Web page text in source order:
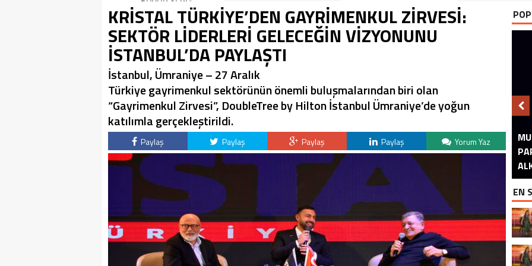
BÜYÜK ALKIŞ
KRİSTAL TÜRKİYE’DEN GAYRİMENKUL ZİRVESİ:
SEKTÖR LİDERLERİ GELECEĞİN VİZYONUNU
İSTANBUL’DA PAYLAŞTI
İstanbul, Ümraniye – 27 Aralık
Türkiye gayrimenkul sektörünün önemli buluşmalarından biri olan
“Gayrimenkul Zirvesi”, DoubleTree by Hilton İstanbul Ümraniye’de yoğun
katılımla gerçekleştirildi.
Paylaş Paylaş Paylaş Paylaş Yorum Yaz
EN